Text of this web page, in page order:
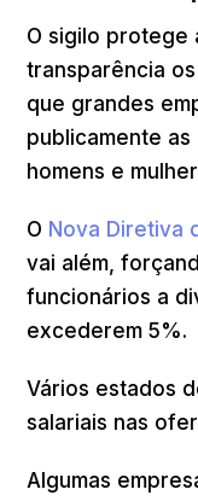
O sigilo protege
transparência
que grandes
publicamente
homens e
O Nova Diretiva
vai além,
funcionários a
excederem 5%.
Vários estados
salariais nas
Algumas